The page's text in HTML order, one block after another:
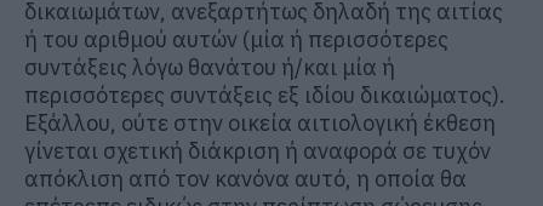
δικαιωμάτων, ανεξαρτήτως δηλαδή της αιτίας
ή του αριθμού αυτών (μία ή περισσότερες
συντάξεις λόγω θανάτου ή/και μία ή
περισσότερες συντάξεις εξ ιδίου δικαιώματος).
Εξάλλου, ούτε στην οικεία αιτιολογική έκθεση
γίνεται σχετική διάκριση ή αναφορά σε τυχόν
απόκλιση από τον κανόνα αυτό, η οποία θα